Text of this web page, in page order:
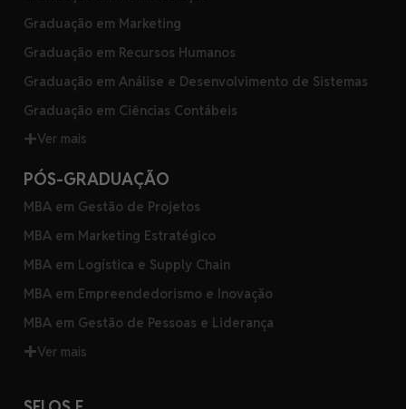
Graduação em Marketing
Graduação em Recursos Humanos
Graduação em Análise e Desenvolvimento de Sistemas
Graduação em Ciências Contábeis
Ver mais
PÓS-GRADUAÇÃO
MBA em Gestão de Projetos
MBA em Marketing Estratégico
MBA em Logística e Supply Chain
MBA em Empreendedorismo e Inovação
MBA em Gestão de Pessoas e Liderança
Ver mais